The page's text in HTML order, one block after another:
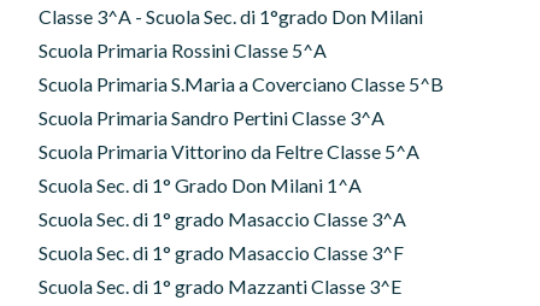
Classe 3^A - Scuola Sec. di 1°grado Don Milani
Scuola Primaria Rossini Classe 5^A
Scuola Primaria S.Maria a Coverciano Classe 5^B
Scuola Primaria Sandro Pertini Classe 3^A
Scuola Primaria Vittorino da Feltre Classe 5^A
Scuola Sec. di 1° Grado Don Milani 1^A
Scuola Sec. di 1° grado Masaccio Classe 3^A
Scuola Sec. di 1° grado Masaccio Classe 3^F
Scuola Sec. di 1° grado Mazzanti Classe 3^E